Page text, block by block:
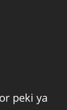
peki ya